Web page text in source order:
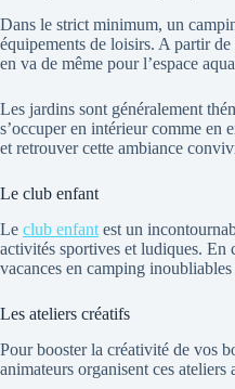
Dans le strict minimum, un
équipements de loisirs. A partir
en va de même pour l’espace
Les jardins sont généralement
s’occuper en intérieur comme en
et retrouver cette ambiance
Le club enfant
Le club enfant est un
activités sportives et ludiques. En
vacances en camping inoubliables
Les ateliers créatifs
Pour booster la créativité de vos
animateurs organisent ces